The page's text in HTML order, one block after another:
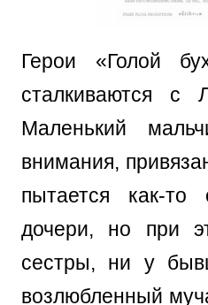
Герои «Голой
сталкиваются с
Маленький
внимания,
пытается как-то
дочери, но при
сестры, ни у
возлюбленный